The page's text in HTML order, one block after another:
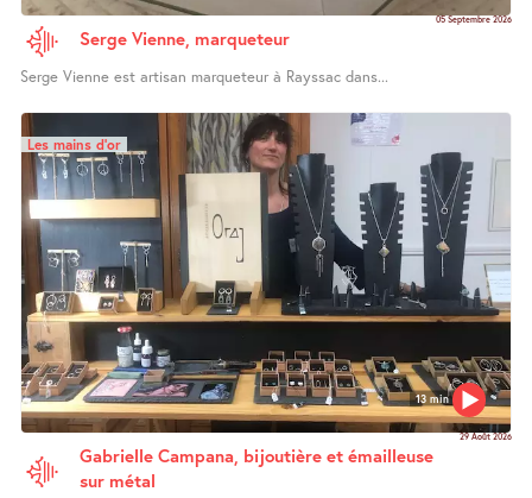
05 Septembre 2026
Serge Vienne, marqueteur
Serge Vienne est artisan marqueteur à Rayssac dans...
13 min
Les mains d’or
29 Août 2026
Gabrielle Campana, bijoutière et émailleuse
sur métal